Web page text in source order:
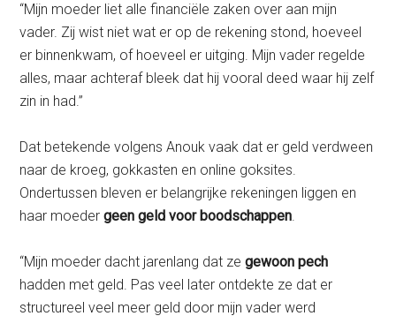
“Mijn moeder liet alle financiële zaken over aan mijn
vader. Zij wist niet wat er op de rekening stond, hoeveel
er binnenkwam, of hoeveel er uitging. Mijn vader regelde
alles, maar achteraf bleek dat hij vooral deed waar hij zelf
zin in had.”
Dat betekende volgens Anouk vaak dat er geld verdween
naar de kroeg, gokkasten en online goksites.
Ondertussen bleven er belangrijke rekeningen liggen en
haar moedergeen geld voor boodschappen.
“Mijn moeder dacht jarenlang dat zegewoon pech
hadden met geld. Pas veel later ontdekte ze dat er
structureel veel meer geld door mijn vader werd